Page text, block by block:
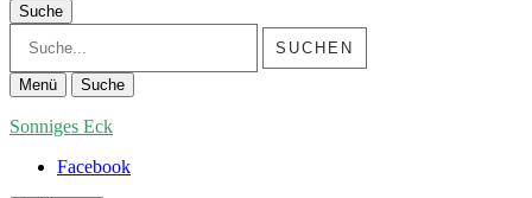
Suche
Menü Suche
Sonniges Eck
Facebook